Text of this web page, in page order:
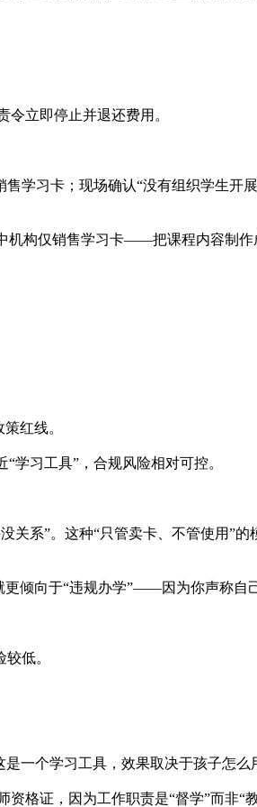
立即停止并退还费用。
学习卡；现场确认“没有组织学生开
构仅销售学习卡——把课程内容制作
红线。
习工具”，合规风险相对可控。
关系”。这种“只管卖卡、不管使用”
倾向于“违规办学”——因为你声称自己
低。
是一个学习工具，效果取决于孩子怎
格证，因为工作职责是“督学”而非“教